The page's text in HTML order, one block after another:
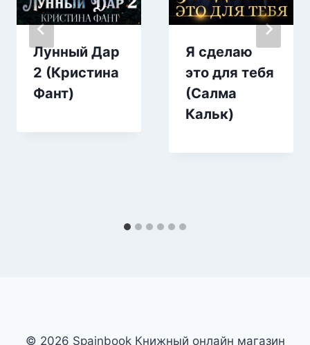
Лунный Дар
2 (Кристина
Фант)
Я сделаю
это для тебя
(Салма
Кальк)
© 2026 Spainbook Книжный онлайн магазин